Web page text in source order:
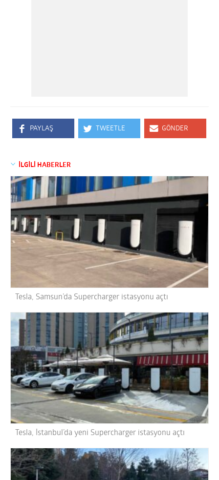
PAYLAŞ TWEETLE GÖNDER
İLGİLİ HABERLER
Tesla, Samsun’da Supercharger istasyonu açtı
Tesla, İstanbul’da yeni Supercharger istasyonu açtı